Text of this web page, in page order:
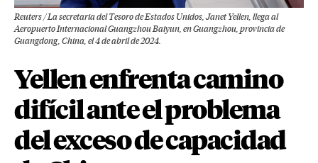
Reuters / La secretaria del Tesoro de Estados Unidos, Janet Yellen, llega al
Aeropuerto Internacional Guangzhou Baiyun, en Guangzhou, provincia de
Guangdong, China, el 4 de abril de 2024.
Yellen enfrenta camino
difícil ante el problema
del exceso de capacidad